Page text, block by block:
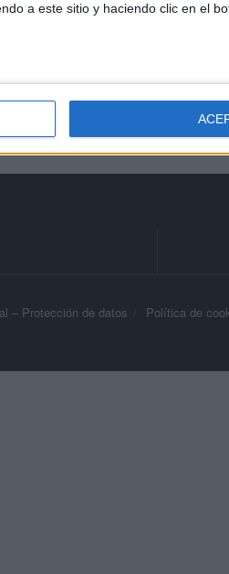
a este sitio y haciendo clic en el
Ceuta: proteger a un menor
HACE 2 HORAS
– Protección de datos Política de